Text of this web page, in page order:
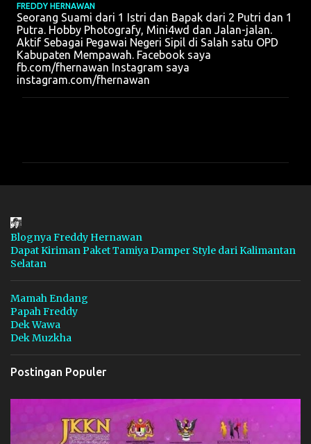
FREDDY HERNAWAN
Seorang Suami dari 1 Istri dan Bapak dari 2 Putri dan 1
Putra. Hobby Photografy, Mini4wd dan Jalan-jalan.
Aktif Sebagai Pegawai Negeri Sipil di Salah satu OPD
Kabupaten Mempawah. Facebook saya
fb.com/fhernawan Instagram saya
instagram.com/fhernawan
a
r
Blognya Freddy Hernawan
Dapat Kiriman Paket Tamiya Damper Style dari Kalimantan
Selatan
Mamah Endang
Papah Freddy
Dek Wawa
Dek Muzkha
Postingan Populer